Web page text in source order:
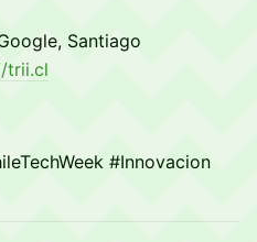
Santiago
trii.cl
#Innovacion